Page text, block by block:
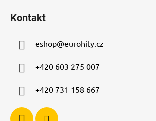
Kontakt
eshop@eurohity.cz
+420 603 275 007
+420 731 158 667